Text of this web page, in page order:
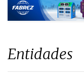
Entidades